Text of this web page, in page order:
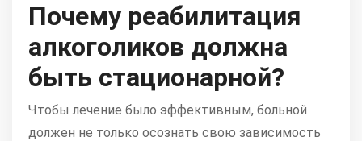
Почему реабилитация
алкоголиков должна
быть стационарной?
Чтобы лечение было эффективным, больной
должен не только осознать свою зависимость